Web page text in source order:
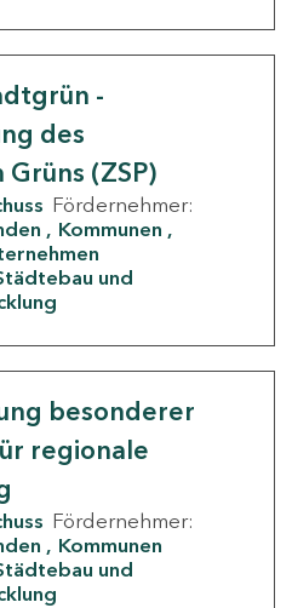
-
des
(ZSP)
Fördernehmer:
Kommunen
und
besonderer
regionale
Fördernehmer:
Kommunen
und